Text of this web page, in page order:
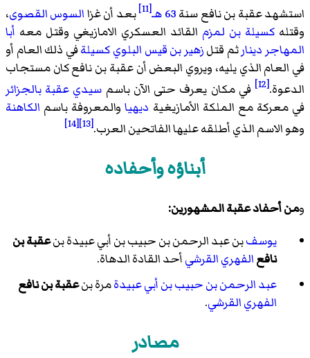
استشهد عقبة بن نافع سنة63 هـ [11] بعد أن غزاالسوس القصوى،
وقتله كسيلة بن لمزم القائد العسكري الامازيغي وقتل معه أبا
المهاجر دينارثم قتلزهير بن قيس البلويكسيلةفي ذلك العام أو
في العام الذي يليه، ويروي البعض أن عقبة بن نافع كان مستجاب
الدعوة.[12] في مكان يعرف حتى الآن باسم سيدي عقبة بالجزائر
في معركة مع الملكة الأمازيغية ديهياوالمعروفة باسم الكاهنة
وهو الاسم الذي أطلقه عليها الفاتحين العرب.[13]
[14]
أبناؤه وأحفاده
ومن أحفاد عقبة المشهورين:
يوسفبن عبد الرحمن بن حبيب بن أبي عبيدة بنعقبة بن
نافعالفهريالقرشيأحد القادة الدهاة.
عبد الرحمن بن حبيب بن أبي عبيدةمرة بنعقبة بن نافع
الفهريالقرشي.
مصادر